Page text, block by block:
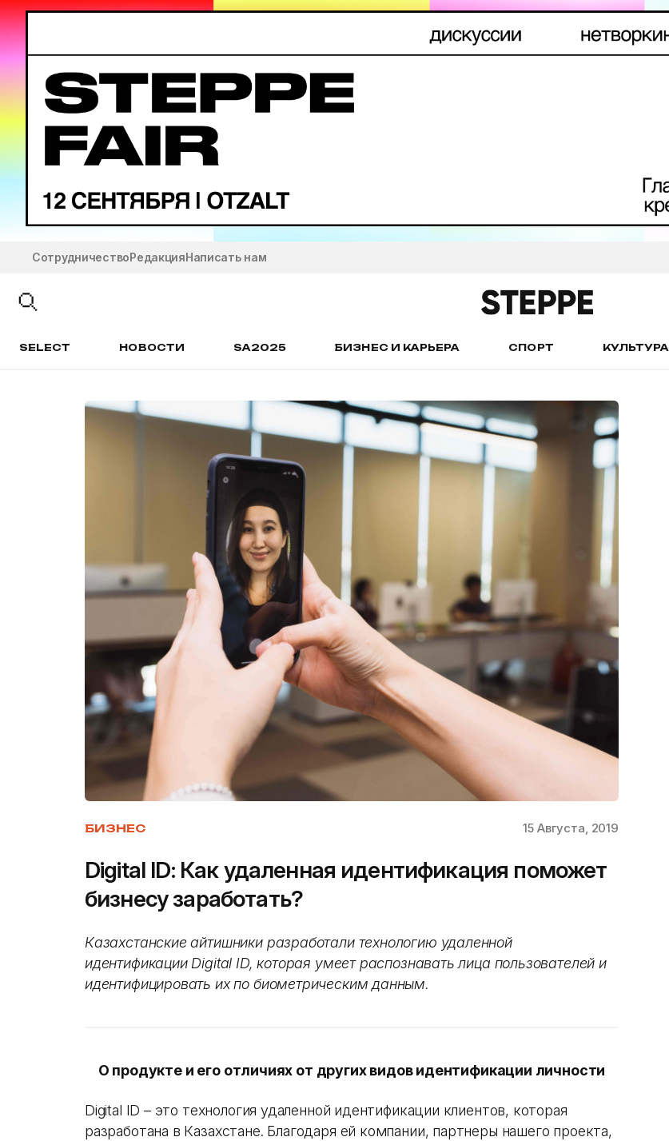
СотрудничествоРедакцияНаписать нам
SELECT НОВОСТИ SA2025 БИЗНЕС И КАРЬЕРА СПОРТ КУЛЬТУРА
БИЗНЕС 15 Августа, 2019
Digital ID: Как удаленная идентификация поможет
бизнесу заработать?
Казахстанские айтишники разработали технологию удаленной
идентификации Digital ID, которая умеет распознавать лица пользователей и
идентифицировать их по биометрическим данным.
О продукте и его отличиях от других видов идентификации личности
Digital ID – это технология удаленной идентификации клиентов, которая
разработана в Казахстане. Благодаря ей компании, партнеры нашего проекта,